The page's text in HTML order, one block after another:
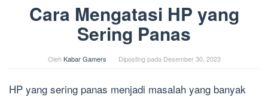
Cara Mengatasi HP yang
Sering Panas
OlehKabar Gamers Diposting pada Desember 30, 2023
HP yang sering panas menjadi masalah yang banyak